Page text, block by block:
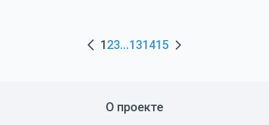
123...131415
О проекте